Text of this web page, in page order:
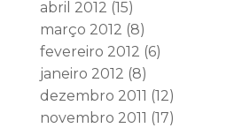
abril 2012 (15)
março 2012 (8)
fevereiro 2012 (6)
janeiro 2012 (8)
dezembro 2011 (12)
novembro 2011 (17)